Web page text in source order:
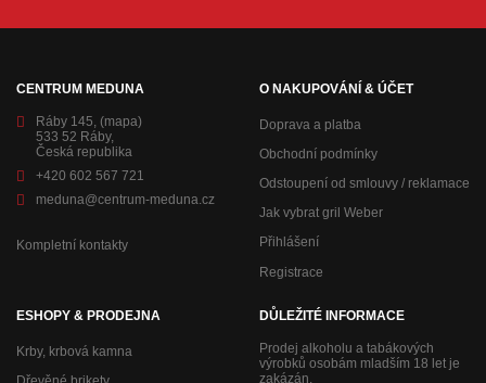
CENTRUM MEDUNA
Ráby 145, (mapa)
533 52 Ráby,
Česká republika
+420 602 567 721
meduna@centrum-meduna.cz
Kompletní kontakty
O NAKUPOVÁNÍ & ÚČET
Doprava a platba
Obchodní podmínky
Odstoupení od smlouvy / reklamace
Jak vybrat gril Weber
Přihlášení
Registrace
ESHOPY & PRODEJNA
Krby, krbová kamna
DŮLEŽITÉ INFORMACE
Prodej alkoholu a tabákových
výrobků osobám mladším 18 let je
zakázán.